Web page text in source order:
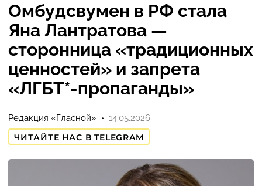
Омбудсвумен в РФ стала
Яна Лантратова —
сторонница «традиционных
ценностей» и запрета
«ЛГБТ*-пропаганды»
Редакция «Гласной»
14.05.2026
ЧИТАЙТЕ НАС В TELEGRAM